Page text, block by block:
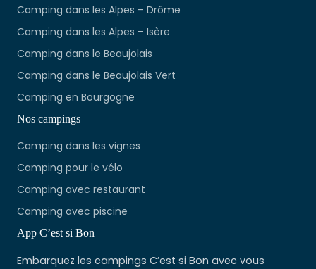
Camping dans les Alpes – Drôme
Camping dans les Alpes – Isère
Camping dans le Beaujolais
Camping dans le Beaujolais Vert
Camping en Bourgogne
Nos campings
Camping dans les vignes
Camping pour le vélo
Camping avec restaurant
Camping avec piscine
App C’est si Bon
Embarquez les campings C’est si Bon avec vous